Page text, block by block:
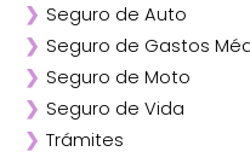
❯ Afirme
❯ ANA
❯ AXA
❯ Chubb
❯ GNP
❯ Seguro de Auto
❯ Seguro de Gastos
❯ Seguro de Moto
❯ Seguro de Vida
❯ Trámites